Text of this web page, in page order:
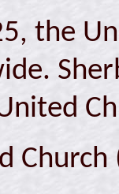
the
Church